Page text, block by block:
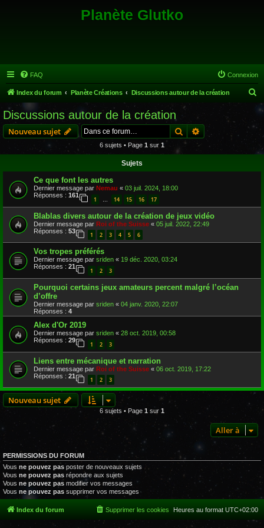
Planète Glutko
FAQ Connexion
Index du forum Planète Créations Discussions autour de la création
Discussions autour de la création
Nouveau sujet RechercherRecherche
6 sujets • Page 1 sur 1
Sujets
Ce que font les autres
Dernier message par Nemau « 03 juil. 2024, 18:00
Réponses : 161
1 … 14 15 16 17
Blablas divers autour de la création de jeux vidéo
Dernier message par Roi of the Suisse « 05 juil. 2022, 22:49
Réponses : 53
1 2 3 4 5 6
Vos tropes préférés
Dernier message par sriden « 19 déc. 2020, 03:24
Réponses : 21
1 2 3
Pourquoi certains jeux amateurs percent malgré l’océan
d’offre
Dernier message par sriden « 04 janv. 2020, 22:07
Réponses : 4
Alex d'Or 2019
Dernier message par sriden « 28 oct. 2019, 00:58
Réponses : 29
1 2 3
Liens entre mécanique et narration
Dernier message par Roi of the Suisse « 06 oct. 2019, 17:22
Réponses : 21
1 2 3
Nouveau sujet
6 sujets • Page 1 sur 1
Aller à
PERMISSIONS DU FORUM
Vous ne pouvez pas poster de nouveaux sujets
Vous ne pouvez pas répondre aux sujets
Vous ne pouvez pas modifier vos messages
Vous ne pouvez pas supprimer vos messages
Index du forum Heures au format UTC+02:00
Supprimer les cookies